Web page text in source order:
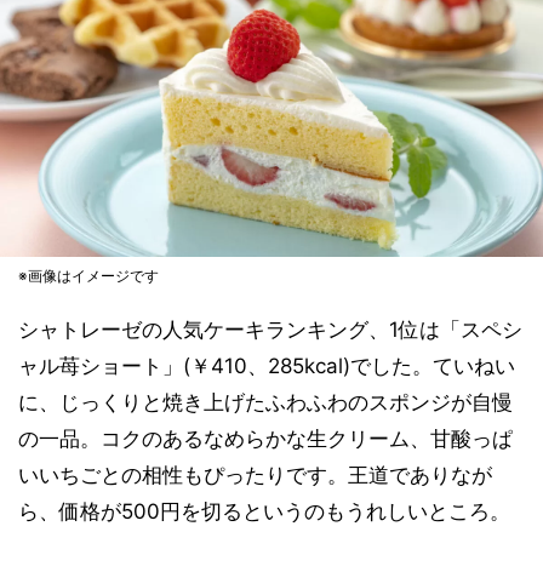
※画像はイメージです
シャトレーゼの人気ケーキランキング、1位は「スペシ
ャル苺ショート」(￥410、285kcal)でした。ていねい
に、じっくりと焼き上げたふわふわのスポンジが自慢
の一品。コクのあるなめらかな生クリーム、甘酸っぱ
いいちごとの相性もぴったりです。王道でありなが
ら、価格が500円を切るというのもうれしいところ。